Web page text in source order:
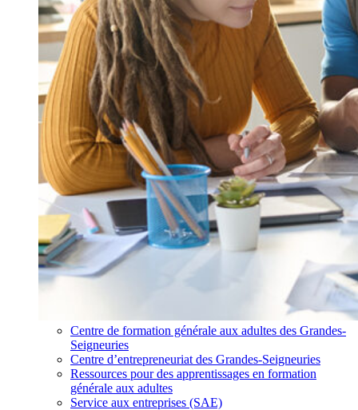
Centre de formation générale aux adultes des Grandes-
Seigneuries
Centre d’entrepreneuriat des Grandes-Seigneuries
Ressources pour des apprentissages en formation
générale aux adultes
Service aux entreprises (SAE)